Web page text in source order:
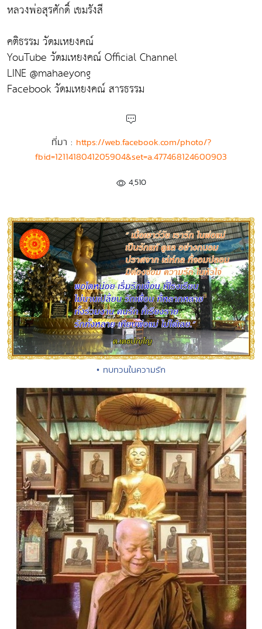
หลวงพ่อสุรศักดิ์ เขมรังสี
คติธรรม วัดมเหยงคณ์
YouTube วัดมเหยงคณ์ Official Channel
LINE @mahaeyong
Facebook วัดมเหยงคณ์ สารธรรม
ที่มา : https://web.facebook.com/photo/?
fbid=1211418041205904&set=a.477468124600903
4,510
• ทบทวนในความรัก